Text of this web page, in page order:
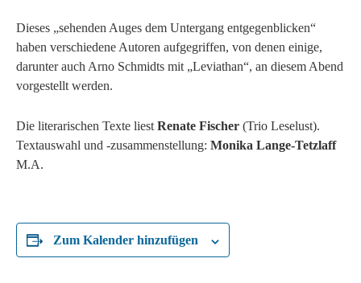
Dieses „sehenden Auges dem Untergang entgegenblicken“
haben verschiedene Autoren aufgegriffen, von denen einige,
darunter auch Arno Schmidts mit „Leviathan“, an diesem Abend
vorgestellt werden.
Die literarischen Texte liest Renate Fischer (Trio Leselust).
Textauswahl und -zusammenstellung: Monika Lange-Tetzlaff
M.A.
Zum Kalender hinzufügen